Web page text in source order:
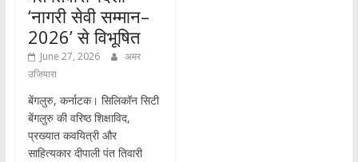
‘नागरी सेवी सम्मान–
2026’ से विभूषित
June 27, 2026
अमर
उजियारा
बेंगलुरु, कर्नाटक। सिलिकॉन सिटी
बेंगलुरु की वरिष्ठ शिक्षाविद,
प्रख्यात कवयित्री और
साहित्यकार दीपाली पंत तिवारी